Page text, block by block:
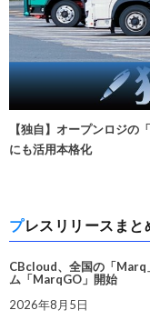
【独自】オープンロジの
にも活用本格化
プレスリリースま
CBcloud、全国の「Marq
ム「MarqGO」開始
2026年8月5日